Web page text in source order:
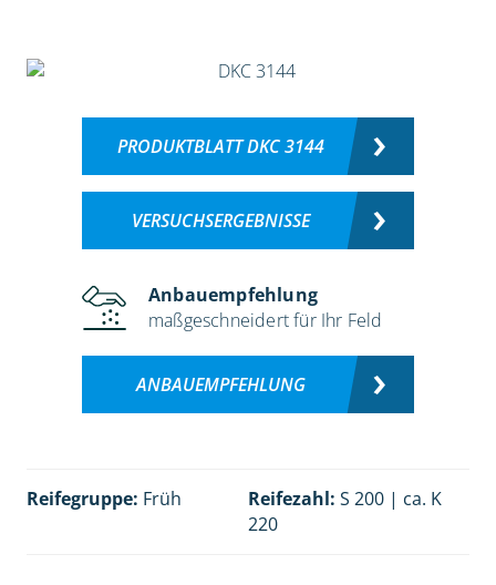
PRODUKTBLATT DKC 3144
VERSUCHSERGEBNISSE
Anbauempfehlung
maßgeschneidert für Ihr Feld
ANBAUEMPFEHLUNG
Reifegruppe: Früh Reifezahl: S 200 | ca. K
220